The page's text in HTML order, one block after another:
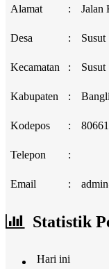
Alamat : Jalan
Desa : Susut
Kecamatan : Susut
Kabupaten : Bangli
Kodepos : 80661
Telepon :
Email :
Statistik
Hari ini